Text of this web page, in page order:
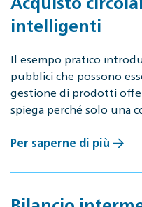
intelligenti
Il esempo pratico
pubblici che possono
gestione di prodotti
spiega perché solo una
Per saperne di più